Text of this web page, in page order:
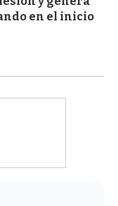
en el inicio